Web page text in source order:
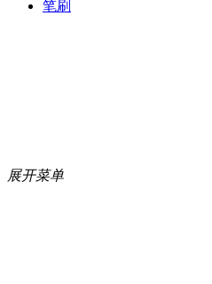
笔刷
展开菜单